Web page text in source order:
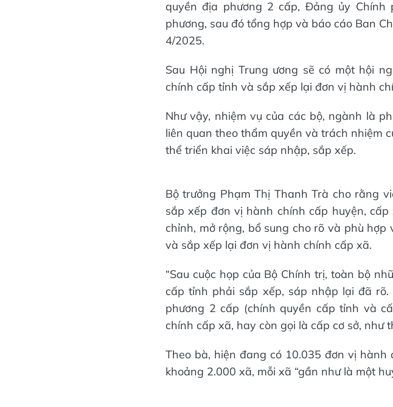
quyền địa phương 2 cấp, Đảng ủy
phương, sau đó tổng hợp và báo cáo Ban
4/2025.
Sau Hội nghị Trung ương sẽ có một hội
chính cấp tỉnh và sắp xếp lại đơn vị hành
Như vậy, nhiệm vụ của các bộ, ngành là
liên quan theo thẩm quyền và trách nhiệm
thể triển khai việc sáp nhập, sắp xếp.
Bộ trưởng Phạm Thị Thanh Trà cho rằng
sắp xếp đơn vị hành chính cấp huyện,
chỉnh, mở rộng, bổ sung cho rõ và phù
và sắp xếp lại đơn vị hành chính cấp xã.
“Sau cuộc họp của Bộ Chính trị, toàn bộ
cấp tỉnh phải sắp xếp, sáp nhập lại đã
phương 2 cấp (chính quyền cấp tỉnh và
chính cấp xã, hay còn gọi là cấp cơ sở, như
Theo bà, hiện đang có 10.035 đơn vị
khoảng 2.000 xã, mỗi xã “gần như là một